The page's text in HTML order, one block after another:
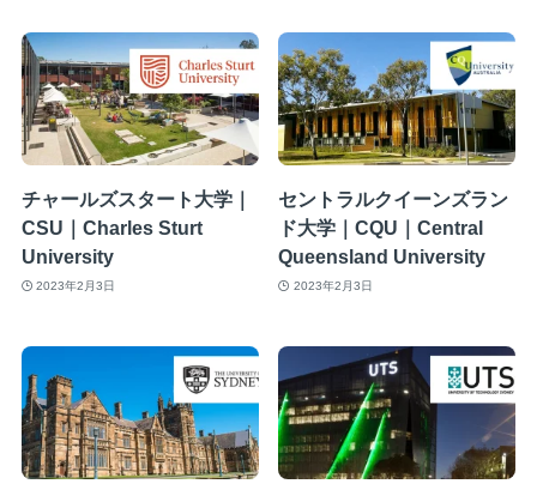
チャールズスタート大学｜
CSU｜Charles Sturt
University
2023年2月3日
セントラルクイーンズラン
ド大学｜CQU｜Central
Queensland University
2023年2月3日